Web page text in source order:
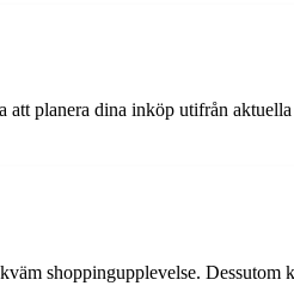
planera dina inköp utifrån
shoppingupplevelse. Dessutom